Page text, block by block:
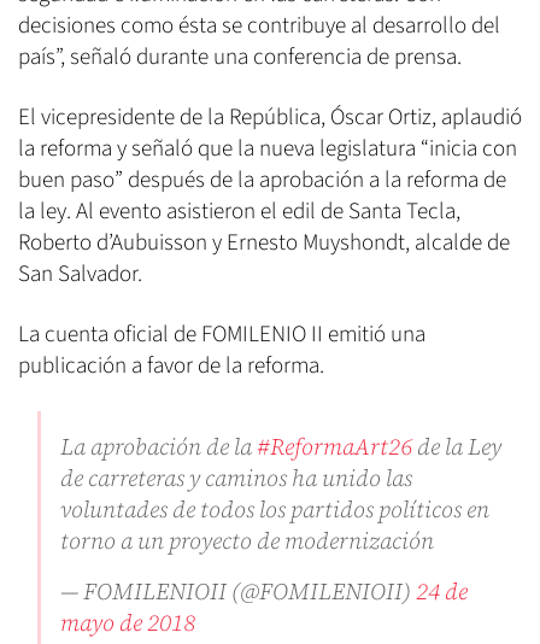
decisiones como ésta se contribuye al desarrollo del
país”, señaló durante una conferencia de prensa.
El vicepresidente de la República, Óscar Ortiz, aplaudió
la reforma y señaló que la nueva legislatura “inicia con
buen paso” después de la aprobación a la reforma de
la ley. Al evento asistieron el edil de Santa Tecla,
Roberto d’Aubuisson y Ernesto Muyshondt, alcalde de
San Salvador.
La cuenta oficial de FOMILENIO II emitió una
publicación a favor de la reforma.
La aprobación de la#ReformaArt26de la Ley
de carreteras y caminos ha unido las
voluntades de todos los partidos políticos en
torno a un proyecto de modernización
— FOMILENIOII (@FOMILENIOII)24 de
mayo de 2018